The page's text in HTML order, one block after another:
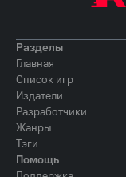
Разделы
Главная
Список игр
Издатели
Разработчики
Жанры
Тэги
Помощь